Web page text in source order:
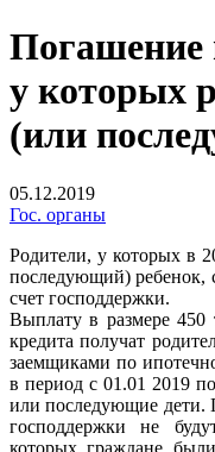
Погашение
у которых
(или
05.12.2019
Гос. органы
Родители, у которых в
последующий) ребенок,
счет господдержки.
Выплату в размере 450
кредита получат
заемщиками по
в период с 01.01 2019
или последующие дети.
господдержки не
которых граждане